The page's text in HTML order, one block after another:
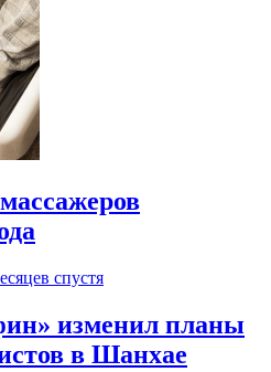
спустя
изменил планы
в Шанхае